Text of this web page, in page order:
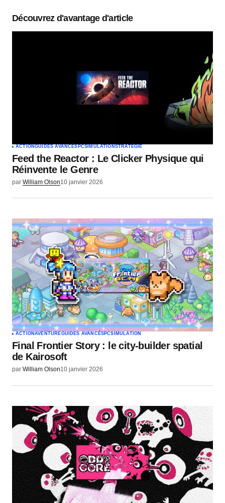
Commentaire*
Envoyer un commentaire
Découvrez d'avantage d'article
ACTIONGUIDES AVANCÉS PCSIMULATION STRATÉGIE
Feed the Reactor : Le Clicker Physique qui
Réinvente le Genre
par William Olson10 janvier 2026
ACTIONAVENTUREGUIDES AVANCÉS PCSIMULATION
Final Frontier Story : le city-builder spatial
de Kairosoft
par William Olson10 janvier 2026